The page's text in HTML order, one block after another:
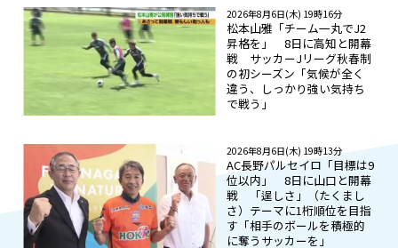
2026年8月6日(木) 19時16分
松本山雅「チーム一丸でJ2
昇格を」 8日に高知と開幕
戦 サッカーJリーグ秋春制
の初シーズン「気候が全く
違う、しっかり強い気持ち
で戦う」
2026年8月6日(木) 19時13分
AC長野パルセイロ「目標は9
位以内」 8日に山口と開幕
戦 「逞しさ」（たくまし
さ）テーマに1桁順位を目指
す「相手のボールを積極的
に奪うサッカーを」